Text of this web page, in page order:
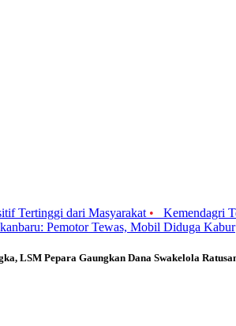
Tertinggi dari Masyarakat • Kemendagri
Pemotor Tewas, Mobil Diduga Kabur
LSM Pepara Gaungkan Dana Swakelola